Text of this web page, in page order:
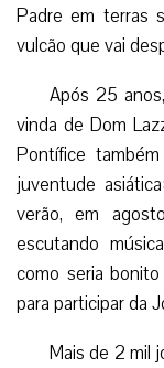
Padre em terras
vulcão que vai
Após 25
vinda de Dom
Pontífice
juventude
verão, em
escutando
como seria
para participar da
Mais de 2 mil